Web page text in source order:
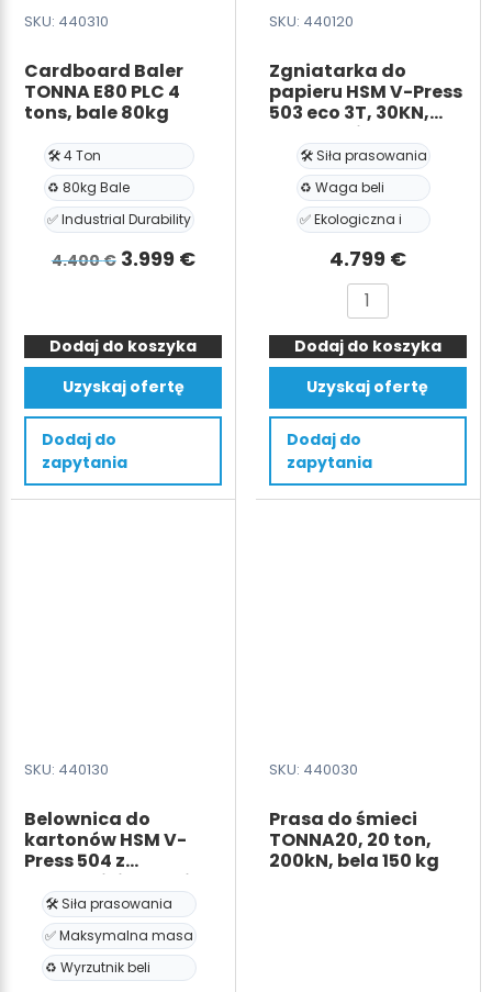
SKU: 440310
Cardboard Baler
TONNA E80 PLC 4
tons, bale 80kg
🛠️ 4 Ton
♻️ 80kg Bale
✅ Industrial Durability
4.400€ Pierwotna
4.400 €.
3.999 €Aktualna
3.999 €.
Baler
TONNA
E80
PLC
4
tons,
bale
Dodaj do koszyka
Uzyskaj ofertę
Dodaj do
zapytania
SKU: 440120
Zgniatarka do
papieru HSM V-Press
503 eco 3T, 30KN,
waga beli 50kg
🛠️ Siła prasowania
♻️ Waga beli
✅ Ekologiczna i
4.799 €
ilość
Zgniatarka
do
papieru
HSM
V-
Press
503
eco
Dodaj do koszyka
Uzyskaj ofertę
Dodaj do
zapytania
SKU: 440130
Belownica do
kartonów HSM V-
Press 504 z
wyrzutnikiem beli
4T, 40 kN, masa beli
60kg
🛠️ Siła prasowania
✅ Maksymalna masa
♻️ Wyrzutnik beli
SKU: 440030
Prasa do śmieci
TONNA20, 20 ton,
200kN, bela 150 kg